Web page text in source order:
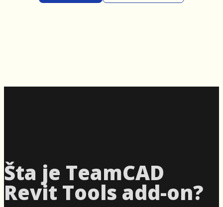
Šta je TeamCAD
Revit Tools add-on?